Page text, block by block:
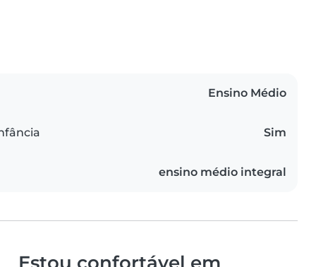
Ensino Médio
Sim
ensino médio integral
Estou confortável em